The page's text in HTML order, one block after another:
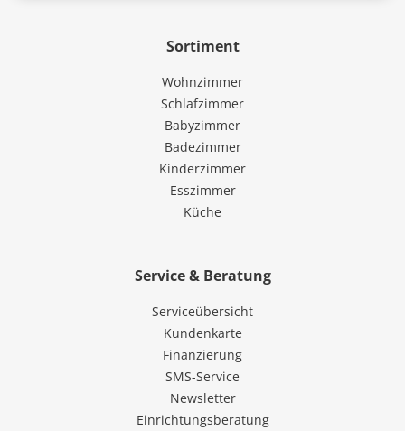
Sortiment
Wohnzimmer
Schlafzimmer
Babyzimmer
Badezimmer
Kinderzimmer
Esszimmer
Küche
Service & Beratung
Serviceübersicht
Kundenkarte
Finanzierung
SMS-Service
Newsletter
Einrichtungsberatung